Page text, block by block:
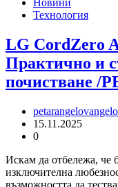
Новини
Технология
LG CordZero
Практично и
почистване /
15.11.2025
0
Искам да отбележа, че
изключителна